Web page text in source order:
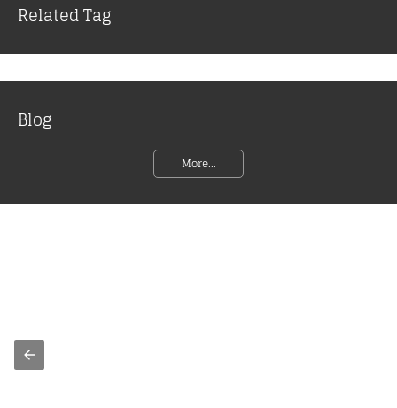
Related Tag
Blog
More...